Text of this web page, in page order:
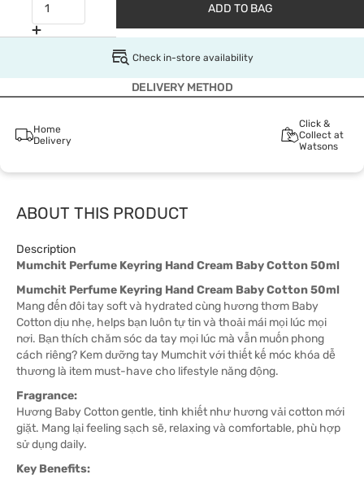
ADD TO BAG
Check in-store availability
DELIVERY METHOD
Home
Delivery
Click &
Collect at
Watsons
ABOUT THIS PRODUCT
Description
Mumchit Perfume Keyring Hand Cream Baby Cotton 50ml
Mumchit Perfume Keyring Hand Cream Baby Cotton 50ml
Mang đến đôi tay soft và hydrated cùng hương thơm Baby
Cotton dịu nhẹ, helps bạn luôn tự tin và thoải mái mọi lúc mọi
nơi. Bạn thích chăm sóc da tay mọi lúc mà vẫn muốn phong
cách riêng? Kem dưỡng tay Mumchit với thiết kế móc khóa dễ
thương là item must-have cho lifestyle năng động.
Fragrance:
Hương Baby Cotton gentle, tinh khiết như hương vải cotton mới
giặt. Mang lại feeling sạch sẽ, relaxing và comfortable, phù hợp
sử dụng daily.
Key Benefits: